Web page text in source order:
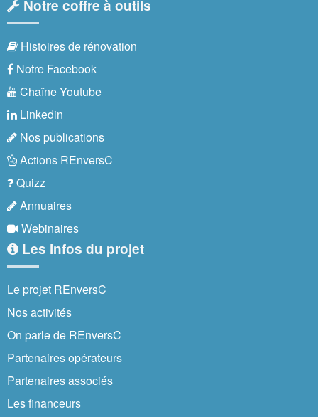
Notre coffre à outils
Histoires de rénovation
Notre Facebook
Chaîne Youtube
Linkedin
Nos publications
Actions REnversC
Quizz
Annuaires
Webinaires
Les infos du projet
Le projet REnversC
Nos activités
On parle de REnversC
Partenaires opérateurs
Partenaires associés
Les financeurs